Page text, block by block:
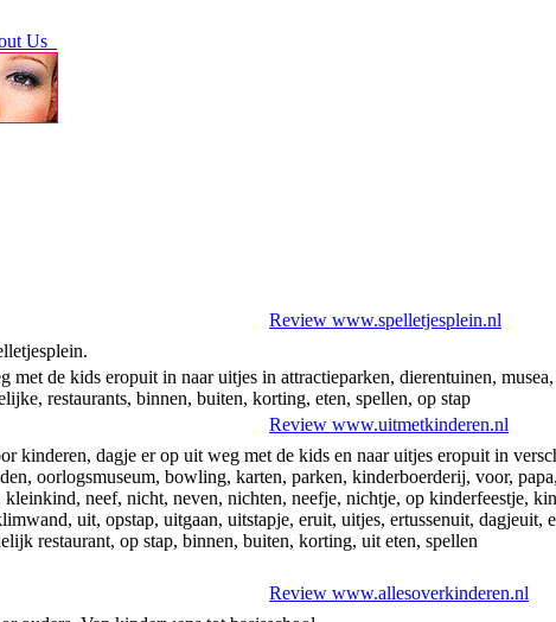
Us
Review www.spelletjesplein.nl
de kids eropuit in naar uitjes in attractieparken, dierentuinen,
restaurants, binnen, buiten, korting, eten, spellen, op stap
Review www.uitmetkinderen.nl
kinderen, dagje er op uit weg met de kids en naar uitjes eropuit in
oorlogsmuseum, bowling, karten, parken, kinderboerderij, voor,
neef, nicht, neven, nichten, neefje, nichtje, op kinderfeestje,
uit, opstap, uitgaan, uitstapje, eruit, uitjes, ertussenuit,
restaurant, op stap, binnen, buiten, korting, uit eten, spellen
Review www.allesoverkinderen.nl